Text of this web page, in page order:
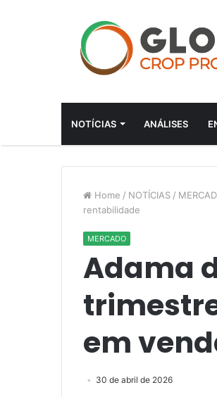
NOTÍCIAS ANÁLISES
Home / NOTÍCIAS /
rentabilidade
MERCADO
Adama
em
30 de abril de 2026